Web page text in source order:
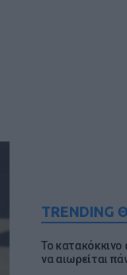
TRENDING
Το κατακόκκινο
να αιωρείται